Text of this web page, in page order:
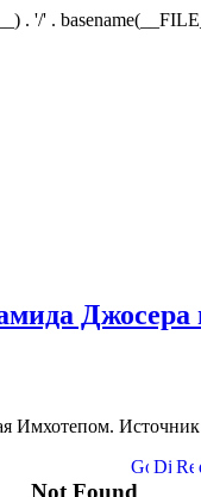
. '/' .
Джосера
Имхотепом.